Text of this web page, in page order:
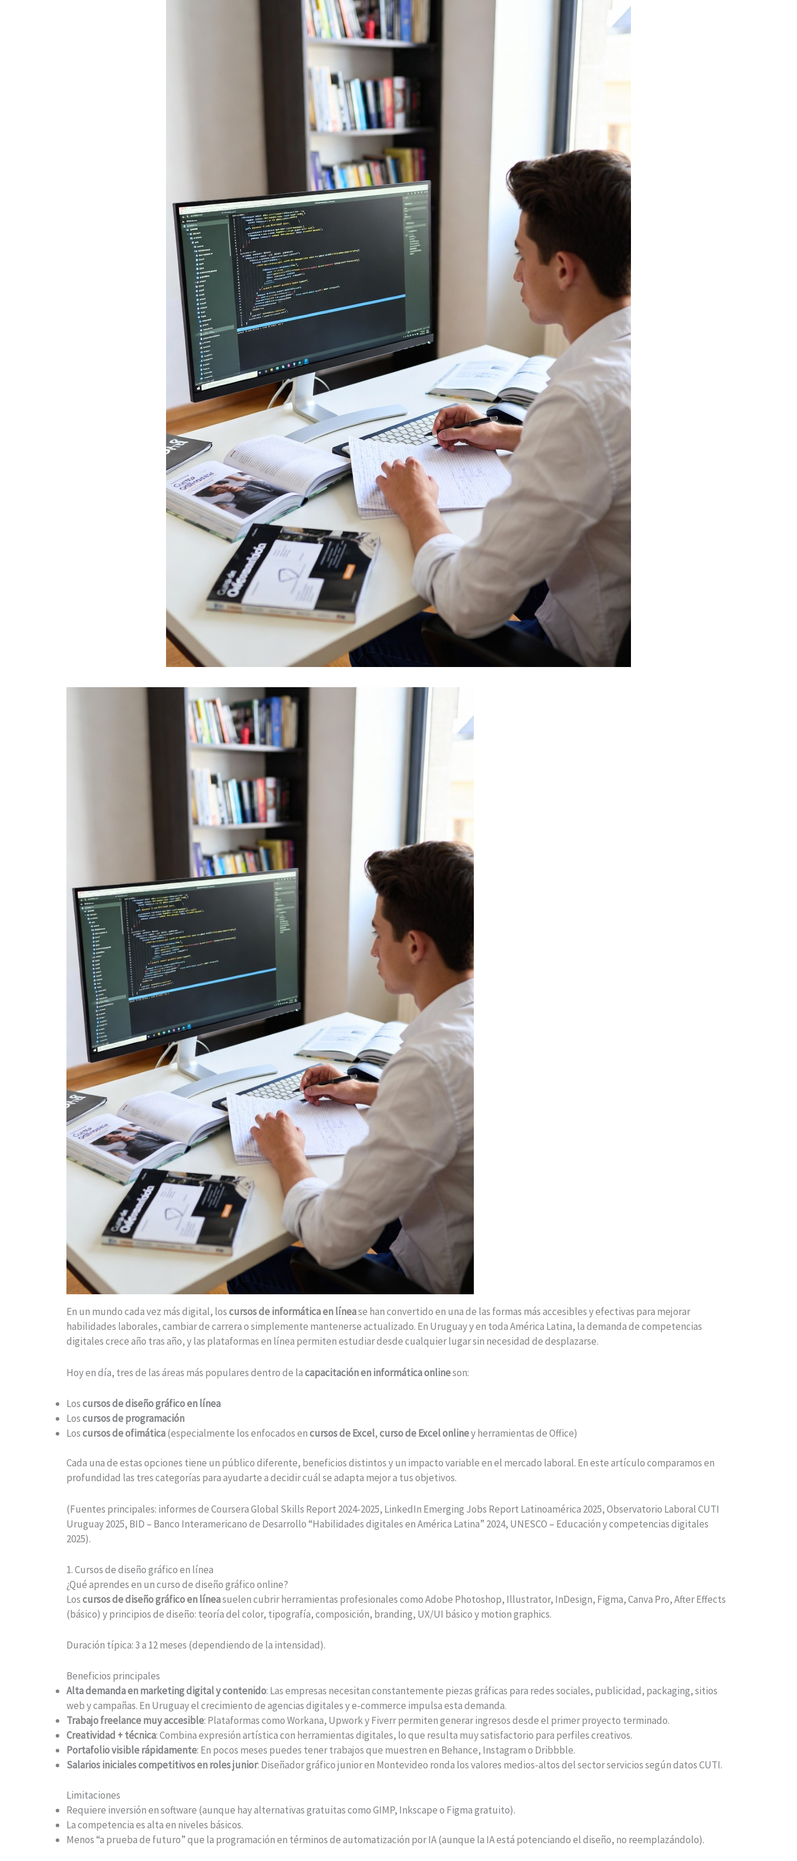
En un mundo cada vez más digital, loscursos de informática en línease han convertido en una de las formas más accesibles y efectivas para mejorar
habilidades laborales, cambiar de carrera o simplemente mantenerse actualizado. En Uruguay y en toda América Latina, la demanda de competencias
digitales crece año tras año, y las plataformas en línea permiten estudiar desde cualquier lugar sin necesidad de desplazarse.
Hoy en día, tres de las áreas más populares dentro de lacapacitación en informática onlineson:
Loscursos de diseño gráfico en línea
Loscursos de programación
Loscursos de ofimática(especialmente los enfocados encursos de Excel,curso de Excel onliney herramientas de Office)
Cada una de estas opciones tiene un público diferente, beneficios distintos y un impacto variable en el mercado laboral. En este artículo comparamos en
profundidad las tres categorías para ayudarte a decidir cuál se adapta mejor a tus objetivos.
(Fuentes principales: informes de Coursera Global Skills Report 2024-2025, LinkedIn Emerging Jobs Report Latinoamérica 2025, Observatorio Laboral CUTI
Uruguay 2025, BID – Banco Interamericano de Desarrollo “Habilidades digitales en América Latina” 2024, UNESCO – Educación y competencias digitales
2025).
1. Cursos de diseño gráfico en línea
¿Qué aprendes en un curso de diseño gráfico online?
Loscursos de diseño gráfico en líneasuelen cubrir herramientas profesionales como Adobe Photoshop, Illustrator, InDesign, Figma, Canva Pro, After Effects
(básico) y principios de diseño: teoría del color, tipografía, composición, branding, UX/UI básico y motion graphics.
Duración típica: 3 a 12 meses (dependiendo de la intensidad).
Beneficios principales
Alta demanda en marketing digital y contenido: Las empresas necesitan constantemente piezas gráficas para redes sociales, publicidad, packaging, sitios
web y campañas. En Uruguay el crecimiento de agencias digitales y e-commerce impulsa esta demanda.
Trabajo freelance muy accesible: Plataformas como Workana, Upwork y Fiverr permiten generar ingresos desde el primer proyecto terminado.
Creatividad + técnica: Combina expresión artística con herramientas digitales, lo que resulta muy satisfactorio para perfiles creativos.
Portafolio visible rápidamente: En pocos meses puedes tener trabajos que muestren en Behance, Instagram o Dribbble.
Salarios iniciales competitivos en roles junior: Diseñador gráfico junior en Montevideo ronda los valores medios-altos del sector servicios según datos CUTI.
Limitaciones
Requiere inversión en software (aunque hay alternativas gratuitas como GIMP, Inkscape o Figma gratuito).
La competencia es alta en niveles básicos.
Menos “a prueba de futuro” que la programación en términos de automatización por IA (aunque la IA está potenciando el diseño, no reemplazándolo).